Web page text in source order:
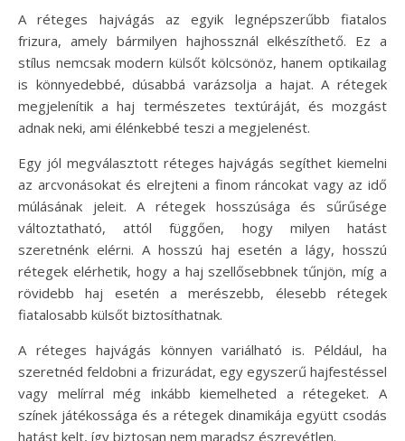
A réteges hajvágás az egyik legnépszerűbb fiatalos
frizura, amely bármilyen hajhossznál elkészíthető. Ez a
stílus nemcsak modern külsőt kölcsönöz, hanem optikailag
is könnyedebbé, dúsabbá varázsolja a hajat. A rétegek
megjelenítik a haj természetes textúráját, és mozgást
adnak neki, ami élénkebbé teszi a megjelenést.
Egy jól megválasztott réteges hajvágás segíthet kiemelni
az arcvonásokat és elrejteni a finom ráncokat vagy az idő
múlásának jeleit. A rétegek hosszúsága és sűrűsége
változtatható, attól függően, hogy milyen hatást
szeretnénk elérni. A hosszú haj esetén a lágy, hosszú
rétegek elérhetik, hogy a haj szellősebbnek tűnjön, míg a
rövidebb haj esetén a merészebb, élesebb rétegek
fiatalosabb külsőt biztosíthatnak.
A réteges hajvágás könnyen variálható is. Például, ha
szeretnéd feldobni a frizurádat, egy egyszerű hajfestéssel
vagy melírral még inkább kiemelheted a rétegeket. A
színek játékossága és a rétegek dinamikája együtt csodás
hatást kelt, így biztosan nem maradsz észrevétlen.